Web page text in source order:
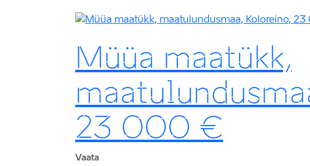
Müüa maatükk,
23 000 €
Vaata